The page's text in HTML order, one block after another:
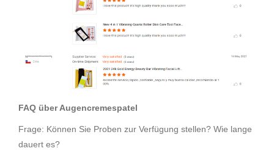
FAQ über Augencremespatel
Frage: Können Sie Proben zur Verfügung stellen? Wie lange
dauert es?